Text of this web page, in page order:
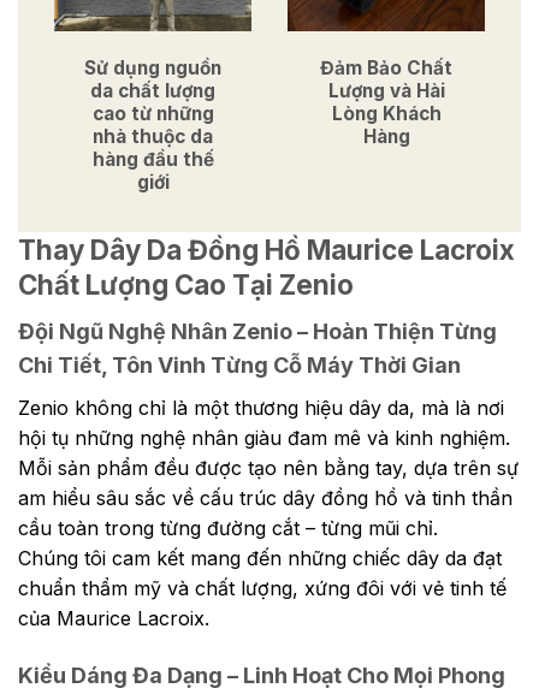
Sử dụng nguồn
da chất lượng
cao từ những
nhà thuộc da
hàng đầu thế
giới
Đảm Bảo Chất
Lượng và Hài
Lòng Khách
Hàng
Thay Dây Da Đồng Hồ Maurice Lacroix
Chất Lượng Cao Tại Zenio
Đội Ngũ Nghệ Nhân Zenio – Hoàn Thiện Từng
Chi Tiết, Tôn Vinh Từng Cỗ Máy Thời Gian
Zenio không chỉ là một thương hiệu dây da, mà là nơi
hội tụ những nghệ nhân giàu đam mê và kinh nghiệm.
Mỗi sản phẩm đều được tạo nên bằng tay, dựa trên sự
am hiểu sâu sắc về cấu trúc dây đồng hồ và tinh thần
cầu toàn trong từng đường cắt – từng mũi chỉ.
Chúng tôi cam kết mang đến những chiếc dây da đạt
chuẩn thẩm mỹ và chất lượng, xứng đôi với vẻ tinh tế
của Maurice Lacroix.
Kiểu Dáng Đa Dạng – Linh Hoạt Cho Mọi Phong